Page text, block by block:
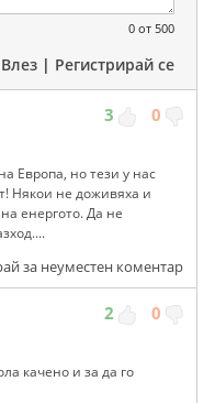
0 от 500
Влез | Регистрирай се
3 0
Европа, но тези у нас
Някои не доживяха и
енергото. Да не
за неуместен коментар
2 0
качено и за да го